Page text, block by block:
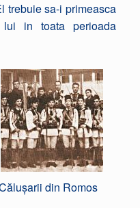
trebuie sa-i primeasca
in toata perioada
din Romos